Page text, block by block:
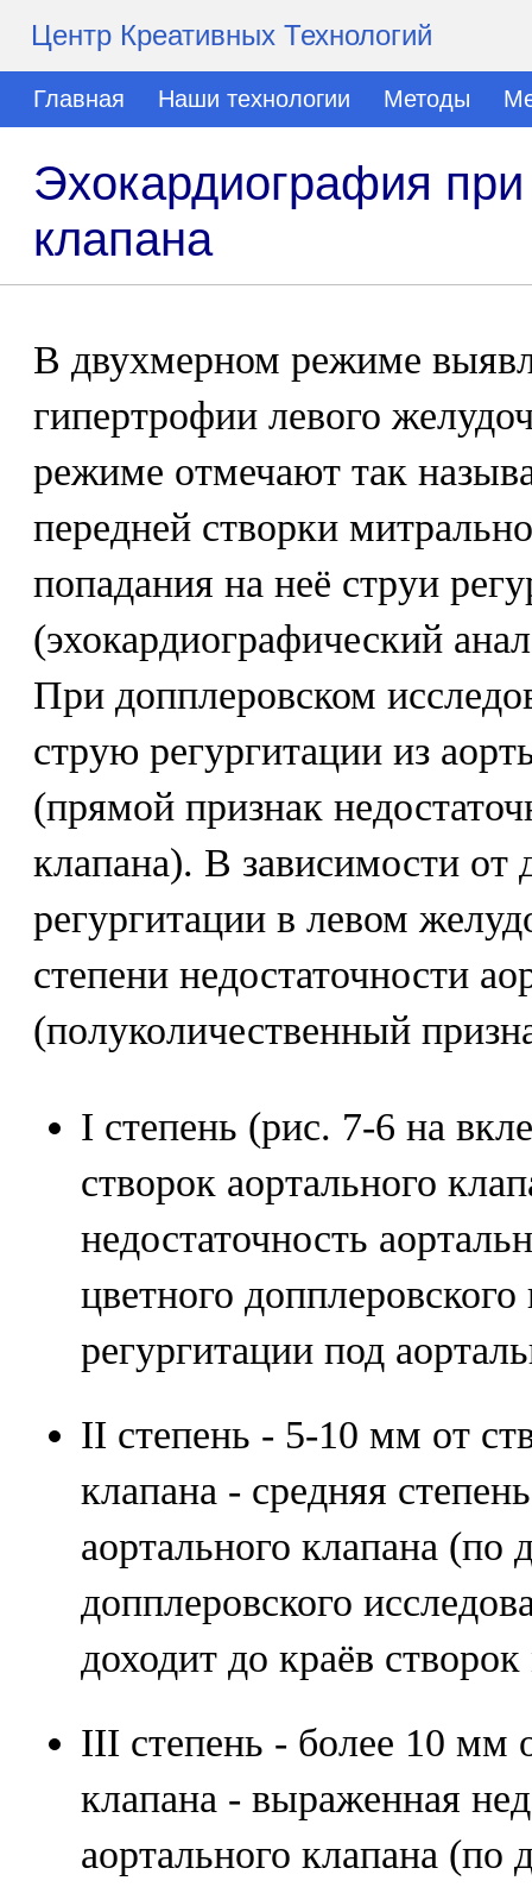
Центр Креативных Технологий
Главная Наши технологии Методы
Эхокардиография при
клапана
В двухмерном режиме
гипертрофии левого
режиме отмечают так
передней створки
попадания на неё струи
(эхокардиографический
При допплеровском
струю регургитации из
(прямой признак
клапана). В зависимости от
регургитации в левом
степени недостаточности
(полуколичественный
I степень (рис. 7-6 на
створок аортального
недостаточность
цветного
регургитации под
II степень - 5-10 мм от
клапана - средняя
аортального клапана (по
допплеровского
доходит до краёв
III степень - более 10 мм
клапана - выраженная
аортального клапана (по